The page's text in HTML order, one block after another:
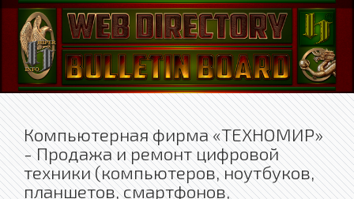
Компьютерная фирма «ТЕХНОМИР»
- Продажа и ремонт цифровой
техники (компьютеров, ноутбуков,
планшетов, смартфонов,